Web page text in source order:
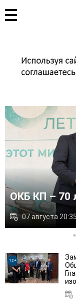
ОКБ КП – 70
07 августа 20:35
12+